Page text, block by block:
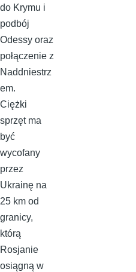
do Krymu i
podbój
Odessy oraz
połączenie z
Naddniestrz
em.
Ciężki
sprzęt ma
być
wycofany
przez
Ukrainę na
25 km od
granicy,
którą
Rosjanie
osiągną w